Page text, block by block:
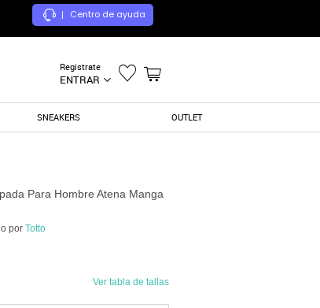
| Centro de ayuda
Registrate
ENTRAR
SNEAKERS OUTLET
Para Hombre Atena Manga
por Totto
Ver tabla de tallas